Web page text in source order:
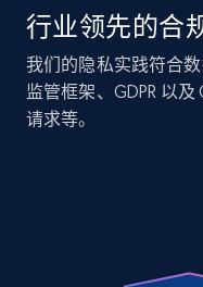
Companies
URL, ID lc, Name
lc, Followers lc,
行业领先的合
我们的隐私实践符合
监管框架、GDPR 以
请求等。